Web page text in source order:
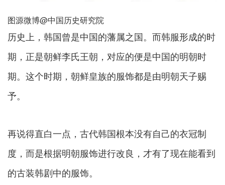
图源微博@中国历史研究院
历史上，韩国曾是中国的藩属之国。而韩服形成的时
期，正是朝鲜李氏王朝，对应的便是中国的明朝时
期。这个时期，朝鲜皇族的服饰都是由明朝天子赐
予。
再说得直白一点， 古代韩国根本没有自己的衣冠制
度，而是根据明朝服饰进行改良，才有了现在能看到
的古装韩剧中的服饰。